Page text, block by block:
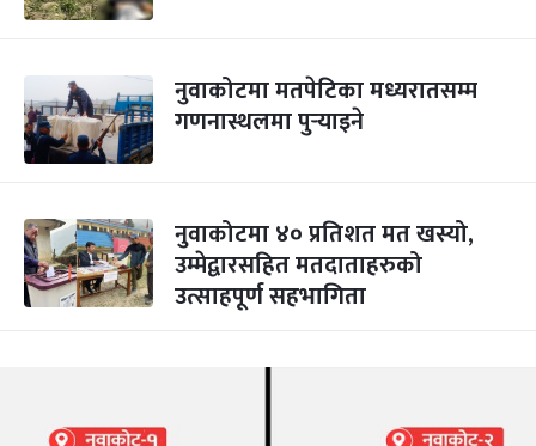
नुवाकोटमा मतपेटिका मध्यरातसम्म
गणनास्थलमा पुर्‍याइने
नुवाकोटमा ४० प्रतिशत मत खस्यो,
उम्मेद्वारसहित मतदाताहरुको
उत्साहपूर्ण सहभागिता